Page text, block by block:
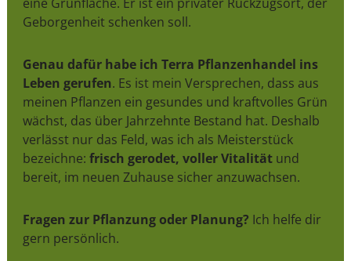
Geborgenheit schenken soll.
Genau dafür habe ich Terra Pflanzenhandel ins
Leben gerufen. Es ist mein Versprechen, dass aus
meinen Pflanzen ein gesundes und kraftvolles Grün
wächst, das über Jahrzehnte Bestand hat. Deshalb
verlässt nur das Feld, was ich als Meisterstück
bezeichne: frisch gerodet, voller Vitalitätund
bereit, im neuen Zuhause sicher anzuwachsen.
Fragen zur Pflanzung oder Planung? Ich helfe dir
gern persönlich.